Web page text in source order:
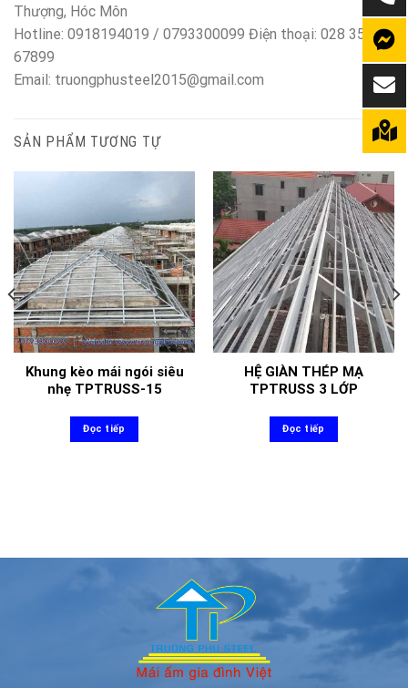
Thượng, Hóc Môn
Hotline: 0918194019 / 0793300099 Điện thoại: 028 350
67899
Email: truongphusteel2015@gmail.com
SẢN PHẨM TƯƠNG TỰ
Khung kèo mái ngói siêu
nhẹ TPTRUSS-15
Đọc tiếp
HỆ GIÀN THÉP MẠ
TPTRUSS 3 LỚP
Đọc tiếp